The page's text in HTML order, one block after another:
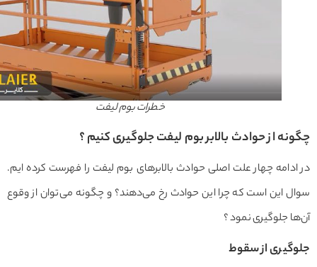
خطرات بوم لیفت
از حوادث بالابر بوم لیفت جلوگیری کنیم ؟
چهار علت اصلی حوادث بالابرهای بوم لیفت را فهرست کرده ایم.
این است که چرا این حوادث رخ می‌دهند؟ و چگونه می‌توان از وقوع
جلوگیری نمود ؟
از سقوط